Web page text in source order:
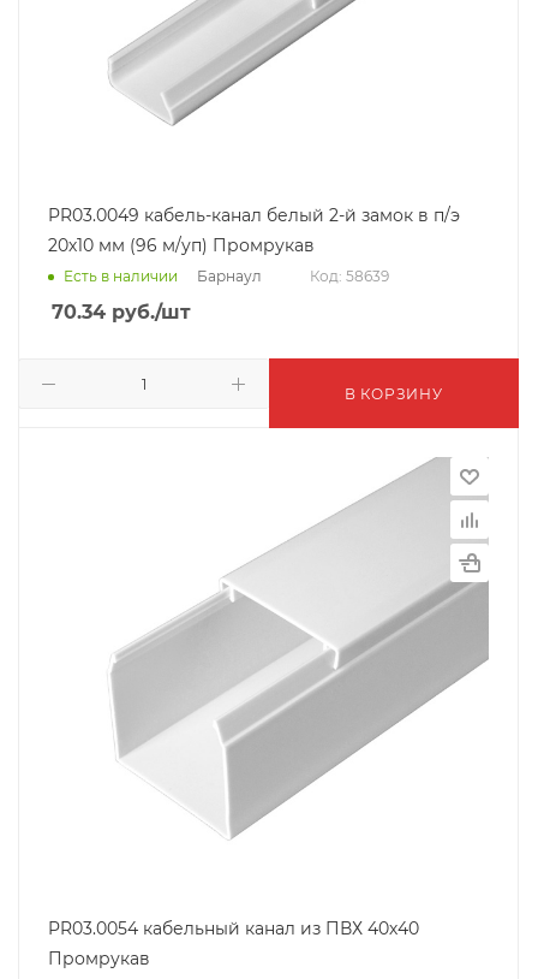
PR03.0049 кабель-канал белый 2-й замок в п/э
20х10 мм (96 м/уп) Промрукав
Есть в наличии Барнаул Код: 58639
70.34 руб./шт
В КОРЗИНУ
PR03.0054 кабельный канал из ПВХ 40х40
Промрукав